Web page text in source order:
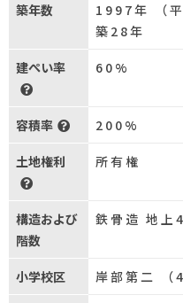
築年数
1997年 （
築28年
建ぺい率 60%
容積率 200%
土地権利 所有権
構造および
階数
鉄骨造 地上
小学校区 岸部第二 （